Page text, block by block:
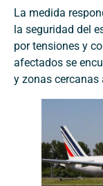
La medida
la seguridad del
por tensiones y
afectados se
y zonas